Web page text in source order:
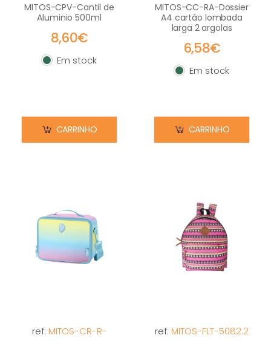
MITOS-CPV-Cantil de
Aluminio 500ml
8,60€
Em stock
Em stock
CARRINHO
MITOS-CC-RA-Dossier
A4 cartão lombada
larga 2 argolas
6,58€
Em stock
Em stock
CARRINHO
ref: MITOS-CR-R-
ref: MITOS-FLT-5082.2